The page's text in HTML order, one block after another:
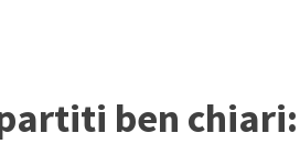
ben chiari: